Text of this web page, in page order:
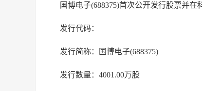
国博电子(688375)首次公开发行股票并
发行代码：
发行简称：国博电子(688375)
发行数量：4001.00万股